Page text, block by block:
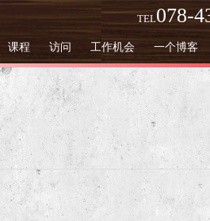
TEL078-
课程 访问 工作机会 一个博客